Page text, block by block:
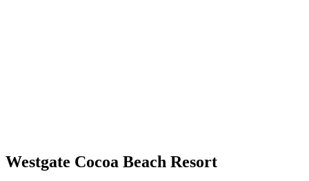
Westgate Cocoa Beach Resort